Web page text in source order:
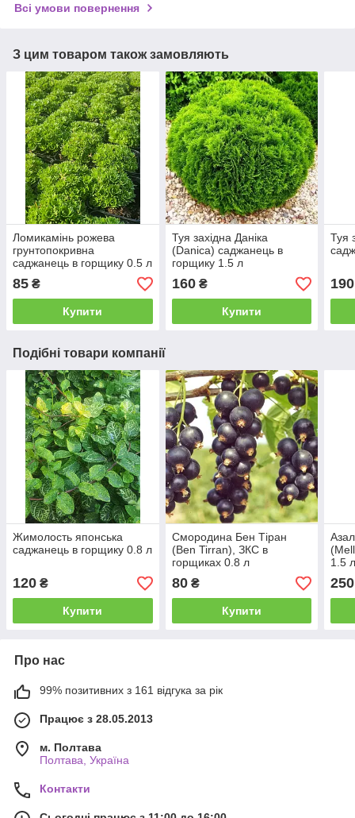
Всі умови повернення
З цим товаром також замовляють
Ломикамінь рожева
грунтопокривна
саджанець в горщику 0.5 л
85 ₴
Купити
Туя західна Даніка
(Danica) саджанець в
горщику 1.5 л
160₴
Купити
Туя
190
Подібні товари компанії
Жимолость японська
саджанець в горщику 0.8 л
120 ₴
Купити
Смородина Бен Тіран
(Ben Tirran), ЗКС в
горщиках 0.8 л
80₴
Купити
1.5
250
Про нас
99% позитивних з 161 відгука за рік
Працює з 28.05.2013
м. Полтава
Полтава, Україна
Контакти